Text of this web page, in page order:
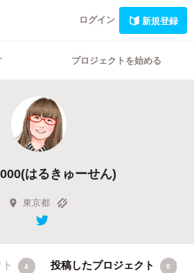
ログイン 新規登録
プロジェクトを始める
はるきゅーせん)
東京都
4 投稿したプロジェクト 0